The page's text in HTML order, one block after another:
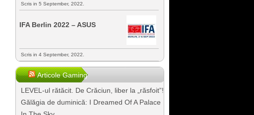
Scris in 5 September, 2022.
IFA Berlin 2022 – ASUS
Scris in 4 September, 2022.
Articole Gaming
LEVEL-ul rătăcit. De Crăciun, liber la „răsfoit”!
Gălăgia de duminică: I Dreamed Of A Palace